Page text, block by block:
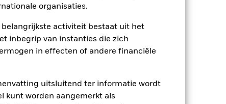
organisaties.
activiteit bestaat uit het
inbegrip van instanties die zich
in effecten of andere financiële
uitsluitend ter informatie wordt
kunt worden aangemerkt als